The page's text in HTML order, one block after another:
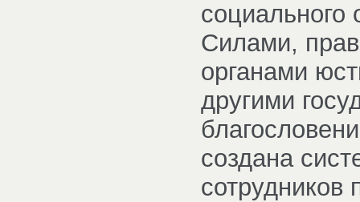
Силами,
органами
другими
создана
сотрудников